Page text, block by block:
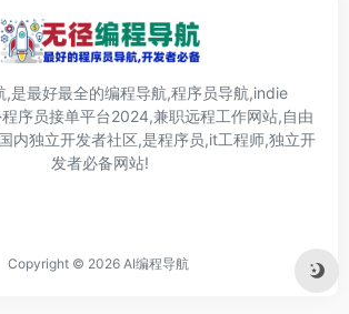
,是最好最全的编程导航,程序员导航,indie
序员接单平台2024,兼职远程工作网站,自由
内独立开发者社区,是程序员,it工程师,独立开
发者必备网站!
Copyright © 2026 AI编程导航